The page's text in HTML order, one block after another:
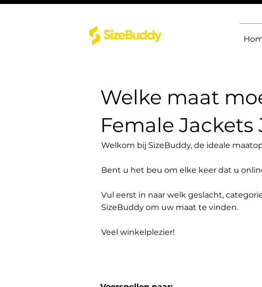
Welke maat
Female Jackets
Welkom bij SizeBuddy, de ideale
Bent u het beu om elke keer dat u
Vul eerst in naar welk geslacht,
SizeBuddy om uw maat te vinden.
Veel winkelplezier!